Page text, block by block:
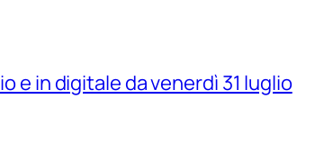
e in digitale da venerdì 31 luglio